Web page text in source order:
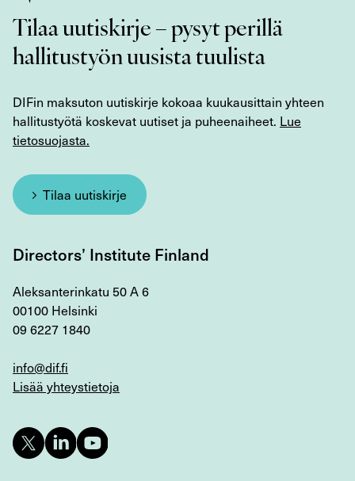
Tilaa uutiskirje – pysyt perillä
hallitustyön uusista tuulista
DIFin maksuton uutiskirje kokoaa kuukausittain yhteen
hallitustyötä koskevat uutiset ja puheenaiheet. Lue
tietosuojasta.
Tilaa uutiskirje
Directors’ Institute Finland
Aleksanterinkatu 50 A 6
00100 Helsinki
09 6227 1840
info@dif.fi
Lisää yhteystietoja